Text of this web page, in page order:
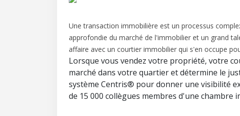
Une transaction immobilière est un processus
approfondie du marché de l'immobilier et un grand
affaire avec un courtier immobilier qui s'en occupe
Lorsque vous vendez votre propriété, votre
marché dans votre quartier et détermine le
système Centris® pour donner une visibilité
de 15 000 collègues membres d'une chambre